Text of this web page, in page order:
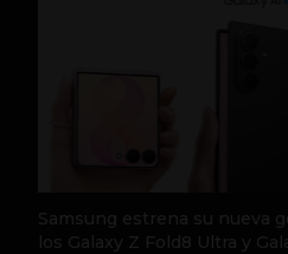
Samsung estrena su nueva
los Galaxy Z Fold8 Ultra y